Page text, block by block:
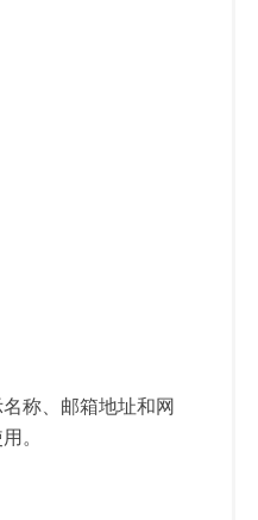
称、邮箱地址和网
。